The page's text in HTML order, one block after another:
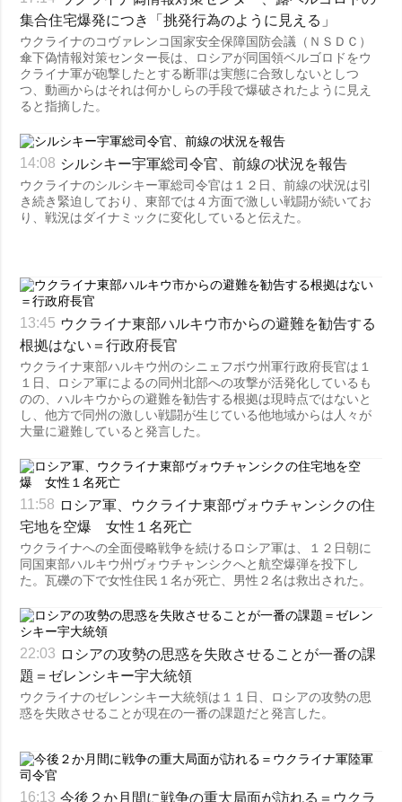
集合住宅爆発につき「挑発行為のように見える」
ウクライナのコヴァレンコ国家安全保障国防会議（ＮＳＤＣ）
傘下偽情報対策センター長は、ロシアが同国領ベルゴロドをウ
クライナ軍が砲撃したとする断罪は実態に合致しないとしつ
つ、動画からはそれは何かしらの手段で爆破されたように見え
ると指摘した。
14:08 シルシキー宇軍総司令官、前線の状況を報告
ウクライナのシルシキー軍総司令官は１２日、前線の状況は引
き続き緊迫しており、東部では４方面で激しい戦闘が続いてお
り、戦況はダイナミックに変化していると伝えた。
13:45 ウクライナ東部ハルキウ市からの避難を勧告する
根拠はない＝行政府長官
ウクライナ東部ハルキウ州のシニェフボウ州軍行政府長官は１
１日、ロシア軍によるの同州北部への攻撃が活発化しているも
のの、ハルキウからの避難を勧告する根拠は現時点ではないと
し、他方で同州の激しい戦闘が生じている他地域からは人々が
大量に避難していると発言した。
11:58 ロシア軍、ウクライナ東部ヴォウチャンシクの住
宅地を空爆 女性１名死亡
ウクライナへの全面侵略戦争を続けるロシア軍は、１２日朝に
同国東部ハルキウ州ヴォウチャンシクへと航空爆弾を投下し
た。瓦礫の下で女性住民１名が死亡、男性２名は救出された。
22:03 ロシアの攻勢の思惑を失敗させることが一番の課
題＝ゼレンシキー宇大統領
ウクライナのゼレンシキー大統領は１１日、ロシアの攻勢の思
惑を失敗させることが現在の一番の課題だと発言した。
16:13 今後２か月間に戦争の重大局面が訪れる＝ウクラ